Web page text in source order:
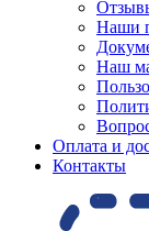
Наши
Наш
Оплата и
Контакты